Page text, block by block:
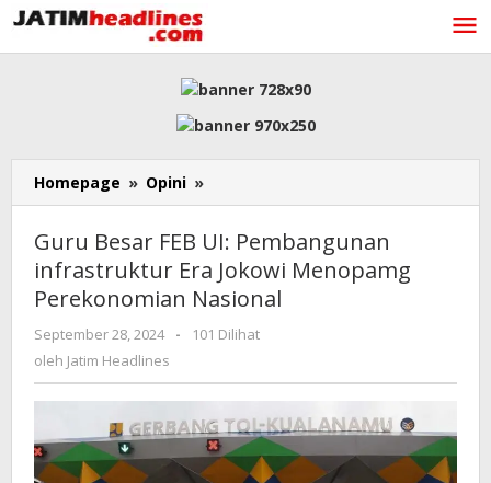
Lewati
ke
konten
Homepage » Opini »
Besar
UI:
Pembangunan
infrastruktur
Jokowi
Perekonomian
Guru Besar FEB UI: Pembangunan
infrastruktur Era Jokowi Menopamg
Perekonomian Nasional
September 28, 2024
oleh
-
101 Dilihat
oleh Jatim Headlines